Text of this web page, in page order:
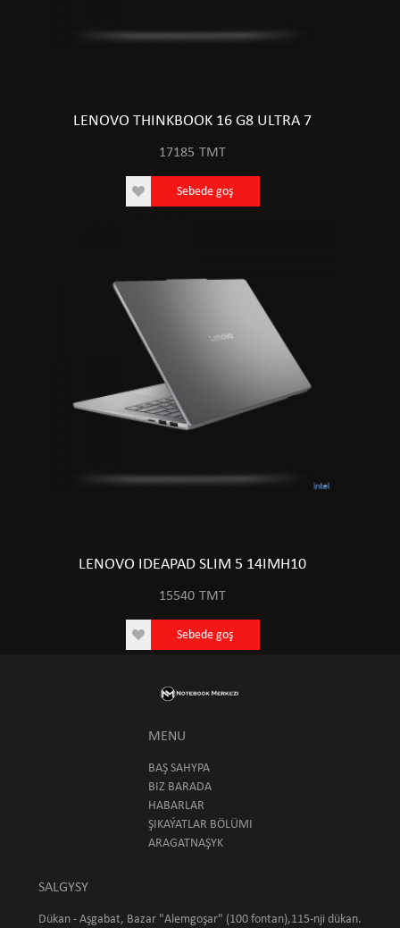
LENOVO THINKBOOK 16 G8 ULTRA 7
17185 TMT
Sebede goş
LENOVO IDEAPAD SLIM 5 14IMH10
15540 TMT
Sebede goş
MENU
BAŞ SAHYPA
BIZ BARADA
HABARLAR
ŞIKAÝATLAR BÖLÜMI
ARAGATNAŞYK
SALGYSY
Dükan - Aşgabat, Bazar "Alemgoşar" (100 fontan),115-nji dükan.